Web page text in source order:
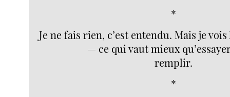
*
Je ne fais rien, c’est entendu. Mais je
— ce qui vaut mieux
remplir.
*